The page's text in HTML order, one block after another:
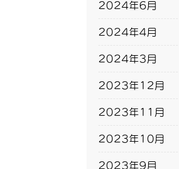
2024年6月
2024年4月
2024年3月
2023年12月
2023年11月
2023年10月
2023年9月